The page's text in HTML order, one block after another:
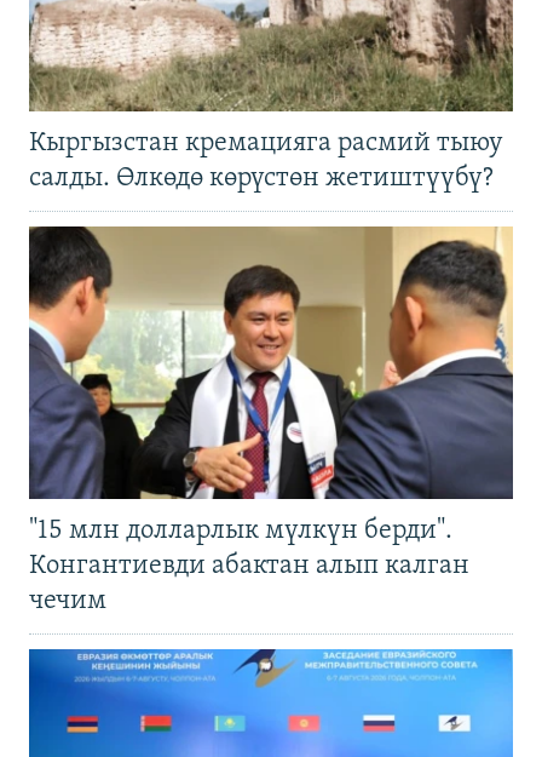
Кыргызстан кремацияга расмий тыюу
салды. Өлкөдө көрүстөн жетиштүүбү?
"15 млн долларлык мүлкүн берди".
Конгантиевди абактан алып калган
чечим